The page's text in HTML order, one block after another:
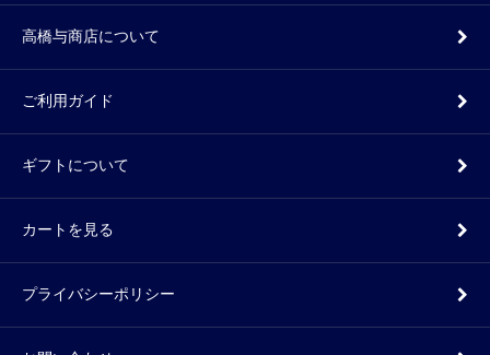
高橋与商店について
ご利用ガイド
ギフトについて
カートを見る
プライバシーポリシー